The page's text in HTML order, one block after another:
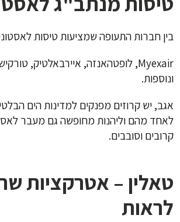
בין חברות התעופה שמציעות טיסות
ונוספות.
אגב, יש קרוזים מפנקים למדינות הים
לאחד מהם וליהנות מחופשה גם מעבר
קרובים וסובבים.
טאלין – אטרקציות
לראות